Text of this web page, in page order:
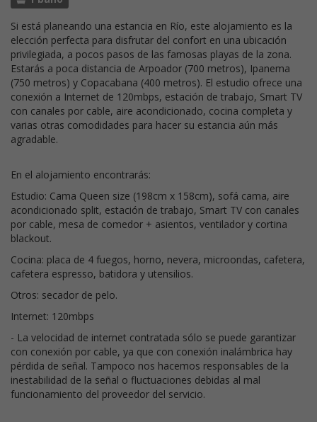
Si está planeando una estancia en Río, este alojamiento es la
elección perfecta para disfrutar del confort en una ubicación
privilegiada, a pocos pasos de las famosas playas de la zona.
Estarás a poca distancia de Arpoador (700 metros), Ipanema
(750 metros) y Copacabana (400 metros). El estudio ofrece una
conexión a Internet de 120mbps, estación de trabajo, Smart TV
con canales por cable, aire acondicionado, cocina completa y
varias otras comodidades para hacer su estancia aún más
agradable.
En el alojamiento encontrarás:
Estudio: Cama Queen size (198cm x 158cm), sofá cama, aire
acondicionado split, estación de trabajo, Smart TV con canales
por cable, mesa de comedor + asientos, ventilador y cortina
blackout.
Cocina: placa de 4 fuegos, horno, nevera, microondas, cafetera,
cafetera espresso, batidora y utensilios.
Otros: secador de pelo.
Internet: 120mbps
- La velocidad de internet contratada sólo se puede garantizar
con conexión por cable, ya que con conexión inalámbrica hay
pérdida de señal. Tampoco nos hacemos responsables de la
inestabilidad de la señal o fluctuaciones debidas al mal
funcionamiento del proveedor del servicio.